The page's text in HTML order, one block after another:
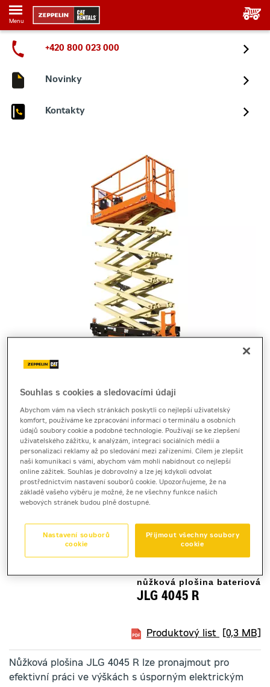
Menu
+420 800 023 000
Novinky
Kontakty
Cena za pronájem
1 - 22 dnů
1 410 Kč bez DPH
1 706 Kč s DPH
23 a více dnů
1 080 Kč bez DPH
1 306 Kč s DPH
Kauce
30 000 Kč
nůžková plošina bateriová
JLG 4045 R
Produktový list [0,3 MB]
Nůžková plošina JLG 4045 R lze pronajmout pro
efektivní práci ve výškách s úsporným elektrickým
Souhlas s cookies a sledovacími údaji
Abychom vám na všech stránkách poskytli co nejlepší uživatelský
komfort, používáme ke zpracování informací o terminálu a osobních
údajů soubory cookie a podobné technologie. Používají se ke zlepšení
uživatelského zážitku, k analýzám, integraci sociálních médií a
personalizaci reklamy až po sledování mezi zařízeními. Cílem je zlepšit
naši komunikaci s vámi, abychom vám mohli nabídnout co nejlepší
online zážitek. Souhlas je dobrovolný a lze jej kdykoli odvolat
prostřednictvím nastavení souborů cookie. Upozorňujeme, že na
základě vašeho výběru je možné, že ne všechny funkce našich
webových stránek budou plně dostupné.
Přijmout všechny soubory
cookie
Nastavení souborů
cookie